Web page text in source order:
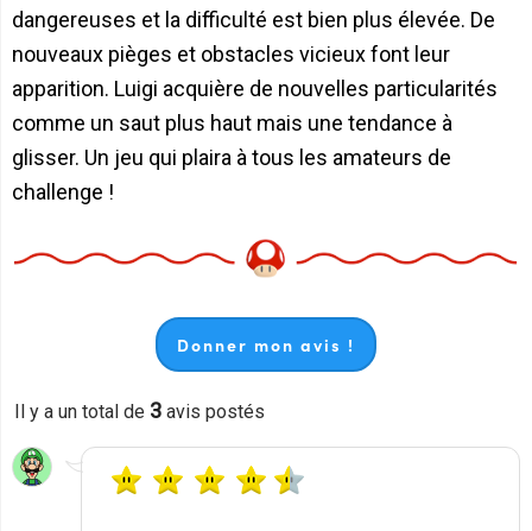
dangereuses et la difficulté est bien plus élevée. De
nouveaux pièges et obstacles vicieux font leur
apparition. Luigi acquière de nouvelles particularités
comme un saut plus haut mais une tendance à
glisser. Un jeu qui plaira à tous les amateurs de
challenge !
Donner mon avis !
Il y a un total de 3 avis postés